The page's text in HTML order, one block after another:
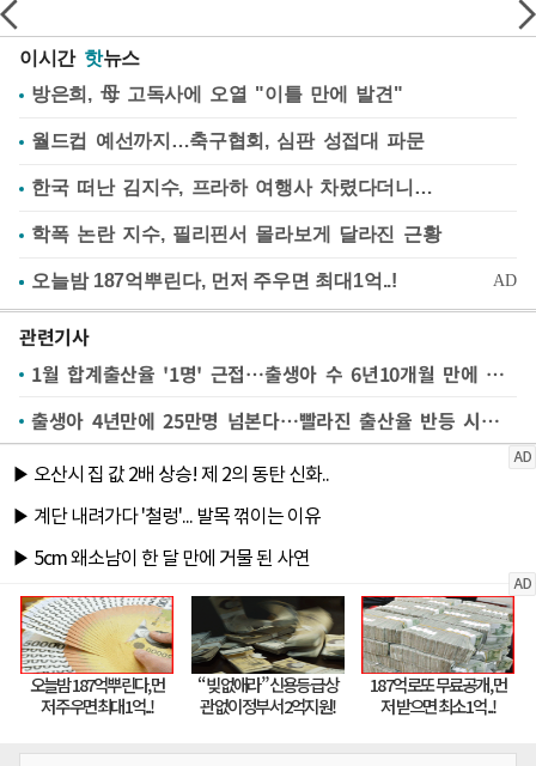
이시간 핫뉴스
방은희, 母 고독사에 오열 "이틀 만에 발견"
월드컵 예선까지…축구협회, 심판 성접대 파문
한국 떠난 김지수, 프라하 여행사 차렸다더니…
학폭 논란 지수, 필리핀서 몰라보게 달라진 근황
관련기사
1월 합계출산율 '1명' 근접…출생아 수 6년10개월 만에 최대
출생아 4년만에 25만명 넘본다…빨라진 출산율 반등 시계[세쓸통]